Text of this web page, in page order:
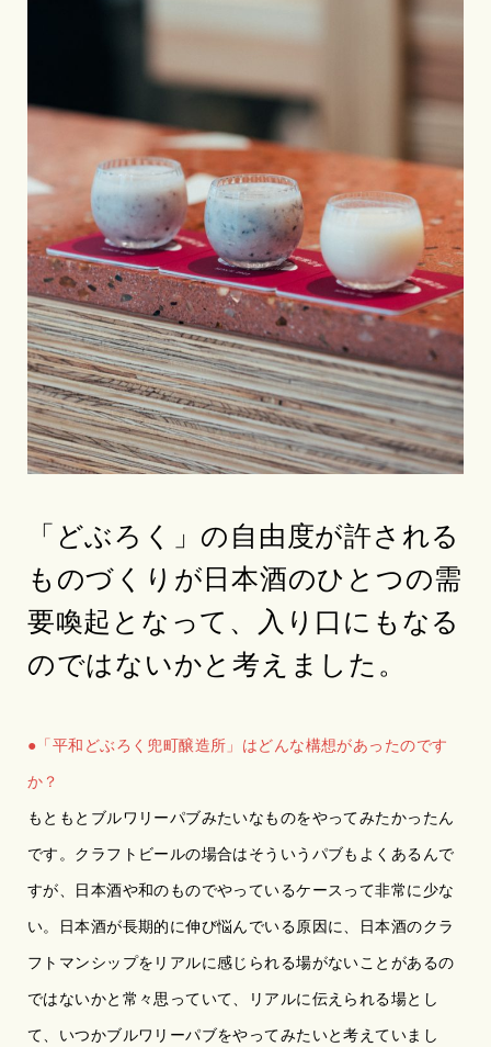
「どぶろく」の自由度が許される
ものづくりが日本酒のひとつの需
要喚起となって、入り口にもなる
のではないかと考えました。
●「平和どぶろく兜町醸造所」はどんな構想があったのです
か？
もともとブルワリーパブみたいなものをやってみたかったん
です。クラフトビールの場合はそういうパブもよくあるんで
すが、日本酒や和のものでやっているケースって非常に少な
い。日本酒が長期的に伸び悩んでいる原因に、日本酒のクラ
フトマンシップをリアルに感じられる場がないことがあるの
ではないかと常々思っていて、リアルに伝えられる場とし
て、いつかブルワリーパブをやってみたいと考えていまし